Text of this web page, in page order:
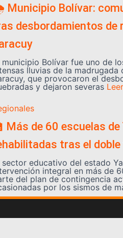
Bolívar:
desbordamientos de
municipio Bolívar fue uno de
lluvias de la madrugada
que provocaron el
y dejaron severas
Más de 60 escuelas
tras el
sector educativo del estado
integral en más de
del plan de contingencia
por los sismos de